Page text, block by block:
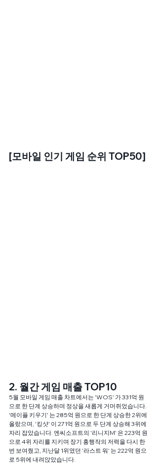
[모바일 인기 게임 순위 TOP50]
2. 월간 게임 매출 TOP10
5월 모바일 게임 매출 차트에서는 'WOS' 가 331억 원
으로 한 단계 상승하며 정상을 새롭게 거머쥐었습니다.
'메이플 키우기' 는 285억 원으로 한 단계 상승한 2위에
올랐으며, '킹샷' 이 271억 원으로 두 단계 상승해 3위에
자리 잡았습니다. 엔씨소프트의 '리니지M' 은 223억 원
으로 4위 자리를 지키며 장기 흥행작의 저력을 다시 한
번 보여줬고, 지난달 1위였던 '라스트 워' 는 222억 원으
로 5위에 내려앉았습니다.